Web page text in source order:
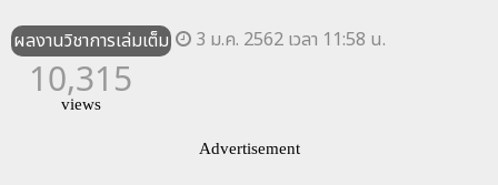
ผลงานวิชาการเล่มเต็ม 3 ม.ค. 2562 เวลา 11:58 น.
10,315
views
Advertisement